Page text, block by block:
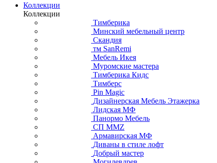
Коллекции
Коллекции
Тимберика
Минский мебельный центр
Скандия
тм SanRemi
Мебель Икея
Муромские мастера
Тимберика Кидс
Тимберс
Pin Magic
Дизайнерская Мебель Этажерка
Лидская МФ
Панормо Мебель
СП ММZ
Армавирская МФ
Диваны в стиле лофт
Добрый мастер